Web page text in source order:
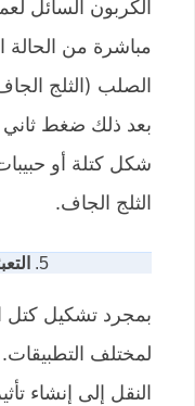
الكربون السائل
مباشرة من الحالة
الصلب (الثلج
بعد ذلك ضغط ثاني
شكل كتلة أو
الثلج الجاف.
5.
بمجرد تشكيل كتل
لمختلف
النقل إلى إنشاء